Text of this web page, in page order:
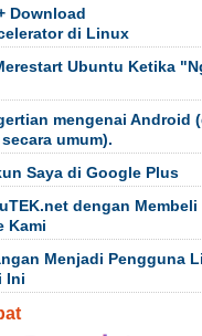
Download
di Linux
Ubuntu Ketika
mengenai Android
umum).
Saya di Google Plus
dengan Membeli
Kami
Menjadi Pengguna
Ini